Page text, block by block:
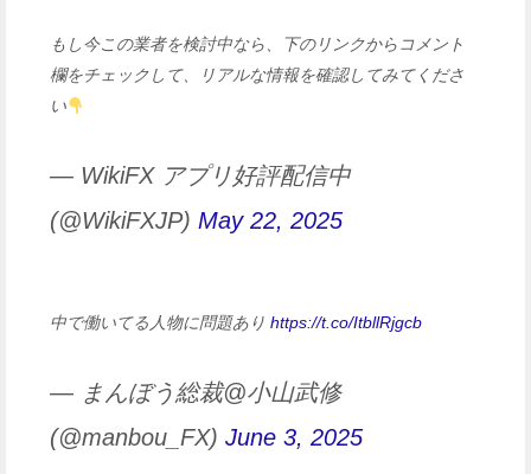
もし今この業者を検討中なら、下のリンクからコメント
欄をチェックして、リアルな情報を確認してみてくださ
い
— WikiFX アプリ好評配信中
(@WikiFXJP)May 22, 2025
中で働いてる人物に問題ありhttps://t.co/ItbllRjgcb
— まんぼう総裁@小山武修
(@manbou_FX)June 3, 2025